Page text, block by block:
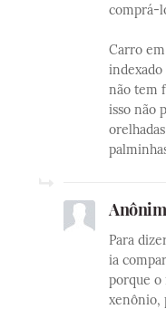
comprá-
Carro
não tem
isso não
Para
ia
porque o
xenônio,